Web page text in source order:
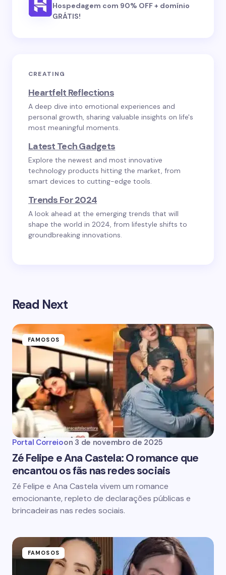
Hospedagem com 90% OFF + domínio
GRÁTIS!
CREATING
Heartfelt Reflections
A deep dive into emotional experiences and
personal growth, sharing valuable insights on life's
most meaningful moments.
Latest Tech Gadgets
Explore the newest and most innovative
technology products hitting the market, from
smart devices to cutting-edge tools.
Trends For 2024
A look ahead at the emerging trends that will
shape the world in 2024, from lifestyle shifts to
groundbreaking innovations.
Read Next
FAMOSOS
Portal Correioon 3 de novembro de 2025
Zé Felipe e Ana Castela: O romance que
encantou os fãs nas redes sociais
Zé Felipe e Ana Castela vivem um romance
emocionante, repleto de declarações públicas e
brincadeiras nas redes sociais.
FAMOSOS